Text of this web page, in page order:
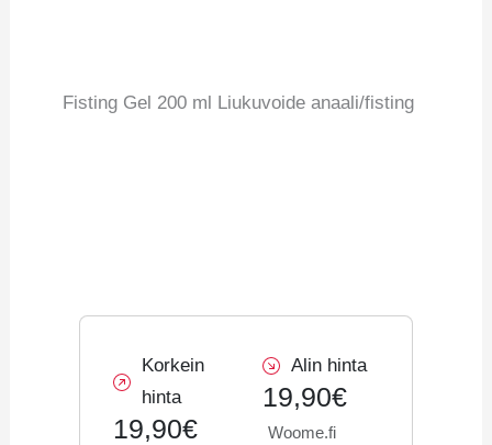
Fisting Gel 200 ml Liukuvoide anaali/fisting
Korkein
hinta
19,90€
Alin hinta
19,90€
Woome.fi